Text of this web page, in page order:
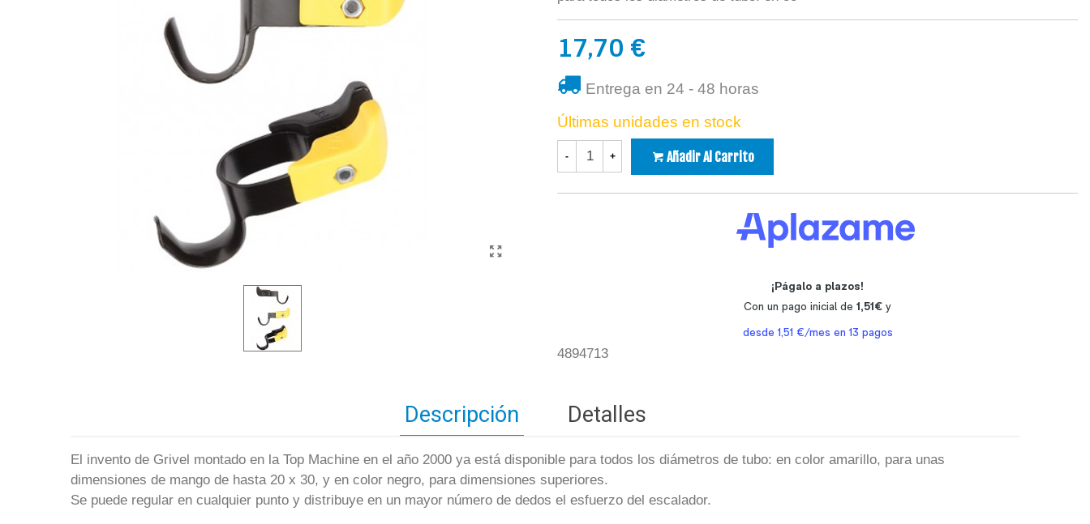
17,70 €
Entrega en 24 - 48 horas
Últimas unidades en stock
- + Añadir Al Carrito
4894713
Descripción Detalles
El invento de Grivel montado en la Top Machine en el año 2000 ya está disponible para todos los diámetros de tubo: en color amarillo, para unas
dimensiones de mango de hasta 20 x 30, y en color negro, para dimensiones superiores.
Se puede regular en cualquier punto y distribuye en un mayor número de dedos el esfuerzo del escalador.